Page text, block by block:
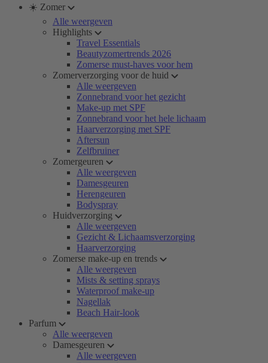
☀️ Zomer
Alle weergeven
Highlights
Travel Essentials
Beautyzomertrends 2026
Zomerse must-haves voor hem
Zomerverzorging voor de huid
Alle weergeven
Zonnebrand voor het gezicht
Make-up met SPF
Zonnebrand voor het hele lichaam
Haarverzorging met SPF
Aftersun
Zelfbruiner
Zomergeuren
Alle weergeven
Damesgeuren
Herengeuren
Bodyspray
Huidverzorging
Alle weergeven
Gezicht & Lichaamsverzorging
Haarverzorging
Zomerse make-up en trends
Alle weergeven
Mists & setting sprays
Waterproof make-up
Nagellak
Beach Hair-look
Parfum
Alle weergeven
Damesgeuren
Alle weergeven